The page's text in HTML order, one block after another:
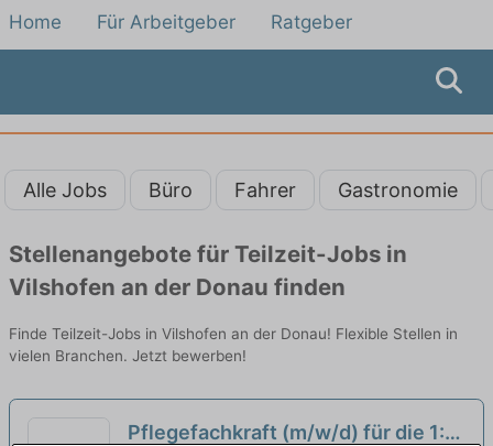
Home Für Arbeitgeber Ratgeber
Alle Jobs Büro Fahrer Gastronomie
Stellenangebote für Teilzeit-Jobs in
Vilshofen an der Donau finden
Finde Teilzeit-Jobs in Vilshofen an der Donau! Flexible Stellen in
vielen Branchen. Jetzt bewerben!
Pflegefachkraft (m/w/d) für die 1:1